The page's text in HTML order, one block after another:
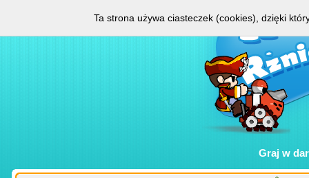
Graj w
Ta strona używa ciasteczek (cookies), dzięki